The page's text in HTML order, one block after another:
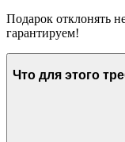
Подарок отклонять
гарантируем!
Что для этого